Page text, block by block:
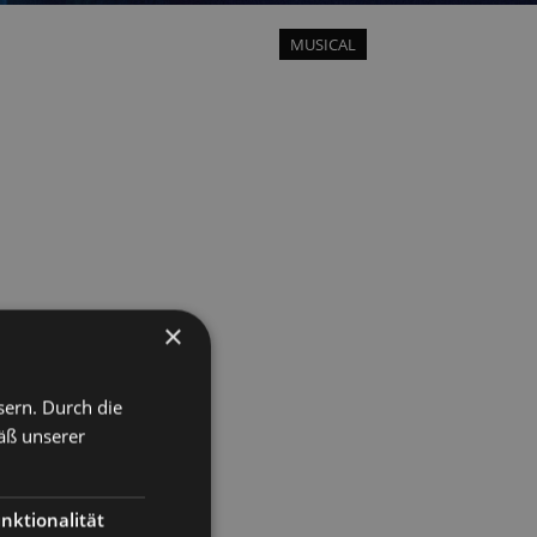
MUSICAL
×
Durch die
unserer